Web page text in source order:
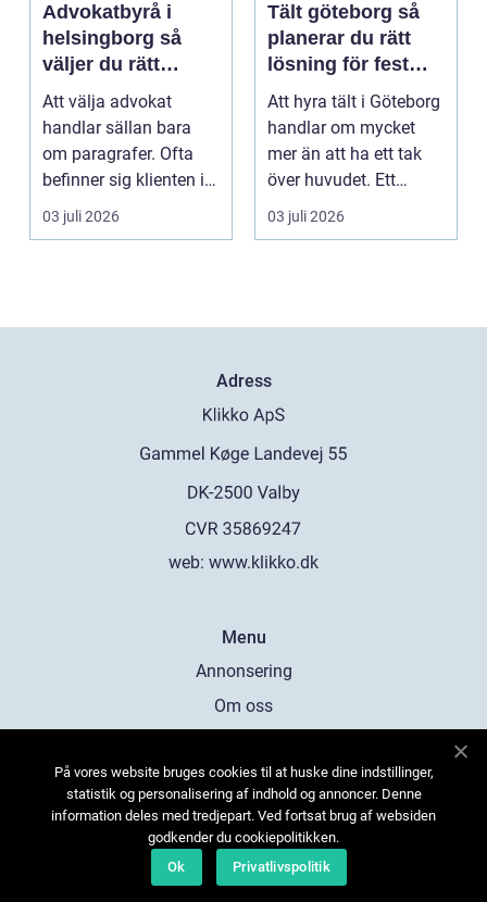
Advokatbyrå i
helsingborg så
väljer du rätt
juridiskt stöd
Att välja advokat
handlar sällan bara
om paragrafer. Ofta
befinner sig klienten i
en utsatt situatio...
03 juli 2026
Tält göteborg så
planerar du rätt
lösning för fest
och event
Att hyra tält i Göteborg
handlar om mycket
mer än att ha ett tak
över huvudet. Ett
genomtänkt tält s...
03 juli 2026
Adress
web: www.klikko.dk
Menu
Annonsering
Om oss
Kontakta oss
Sitemap
På vores website bruges cookies til at huske dine indstillinger,
statistik og personalisering af indhold og annoncer. Denne
information deles med tredjepart. Ved fortsat brug af websiden
godkender du cookiepolitikken.
Ok
Privatlivspolitik